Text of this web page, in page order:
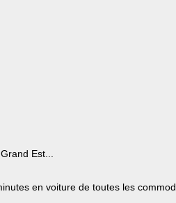
Est...
en voiture de toutes les